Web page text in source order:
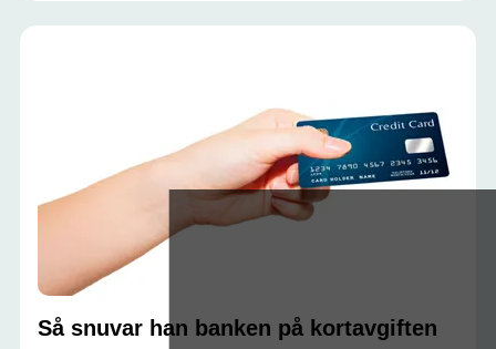
Så snuvar han banken på kortavgiften